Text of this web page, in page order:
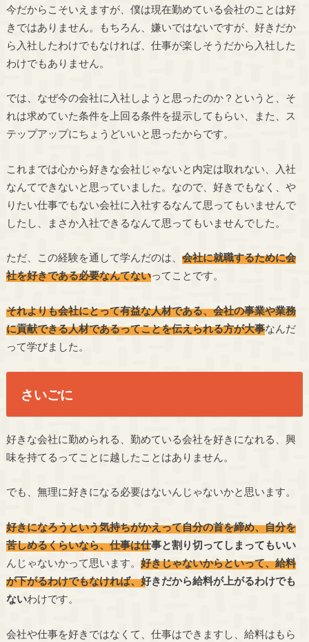
今だからこそいえますが、僕は現在勤めている会社のことは好
きではありません。もちろん、嫌いではないですが、好きだか
ら入社したわけでもなければ、仕事が楽しそうだから入社した
わけでもありません。
では、なぜ今の会社に入社しようと思ったのか？というと、そ
れは求めていた条件を上回る条件を提示してもらい、また、ス
テップアップにちょうどいいと思ったからです。
これまでは心から好きな会社じゃないと内定は取れない、入社
なんてできないと思っていました。なので、好きでもなく、や
りたい仕事でもない会社に入社するなんて思ってもいませんで
したし、まさか入社できるなんて思ってもいませんでした。
ただ、この経験を通して学んだのは、 会社に就職するために会
社を好きである必要なんてないってことです。
それよりも会社にとって有益な人材である、会社の事業や業務
に貢献できる人材であるってことを伝えられる方が大事なんだ
って学びました。
さいごに
好きな会社に勤められる、勤めている会社を好きになれる、興
味を持てるってことに越したことはありません。
でも、無理に好きになる必要はないんじゃないかと思います。
好きになろうという気持ちがかえって自分の首を締め、自分を
苦しめるくらいなら、仕事は仕事と割り切ってしまってもいい
んじゃないかって思います。 好きじゃないからといって、給料
が下がるわけでもなければ、好きだから給料が上がるわけでも
ないわけです。
会社や仕事を好きではなくて、仕事はできますし、給料はもら